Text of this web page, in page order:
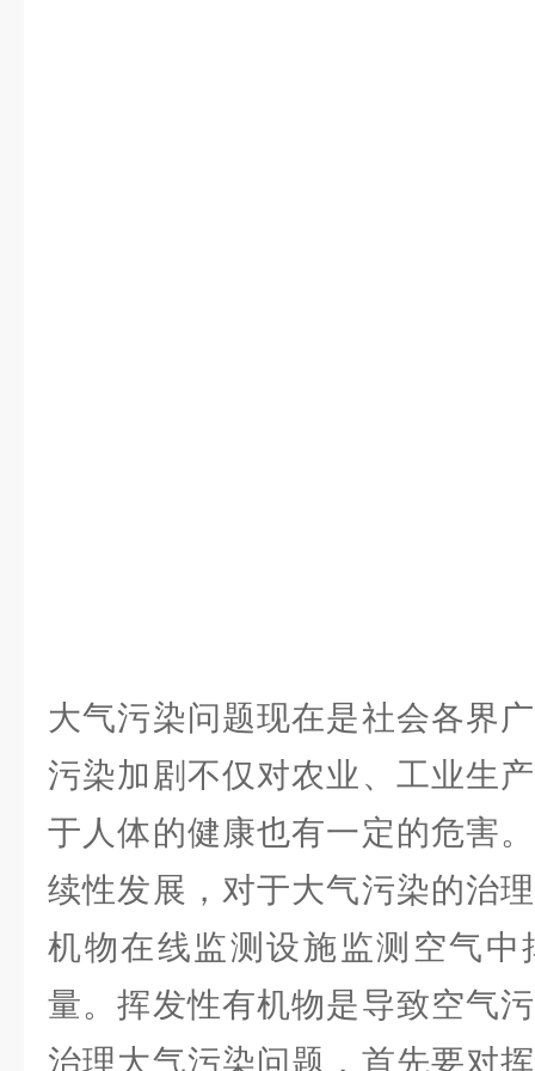
大气污染问题现在是社会各界
污染加剧不仅对农业、工业生
于人体的健康也有一定的危害
续性发展，对于大气污染的治
机物在线监测设施监测空气中
量。挥发性有机物是导致空气
治理大气污染问题，首先要对